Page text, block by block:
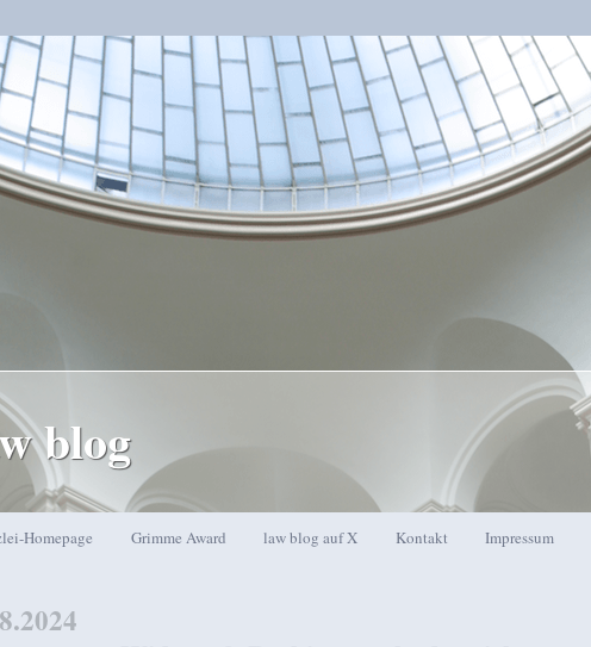
blog
Inhalt wechseln
sekundären Inhalt wechseln
Homepage Grimme Award law blog auf X Kontakt Impressum